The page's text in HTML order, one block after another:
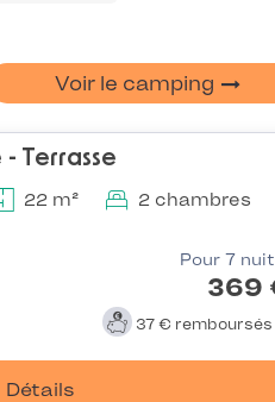
Voir le camping
Terrasse
22 m² 2 chambres
Pour 7
369
37 € remboursés
Détails